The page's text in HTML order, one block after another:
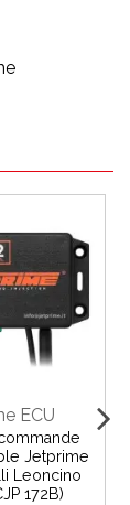
ECU
Jetprime
Leoncino
172B)